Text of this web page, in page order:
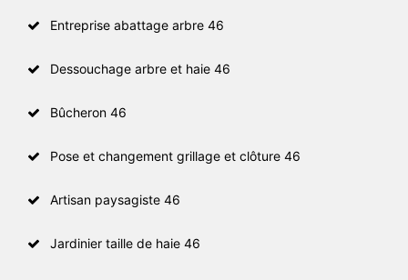
Entreprise abattage arbre 46
Dessouchage arbre et haie 46
Bûcheron 46
Pose et changement grillage et clôture 46
Artisan paysagiste 46
Jardinier taille de haie 46